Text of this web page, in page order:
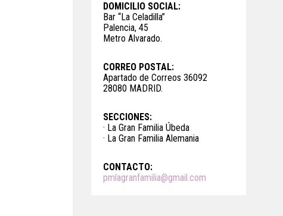
DOMICILIO SOCIAL:
Bar “La Celadilla”
Palencia, 45
Metro Alvarado.
CORREO POSTAL:
Apartado de Correos 36092
28080 MADRID.
SECCIONES:
· La Gran Familia Úbeda
· La Gran Familia Alemania
CONTACTO:
pmlagranfamilia@gmail.com